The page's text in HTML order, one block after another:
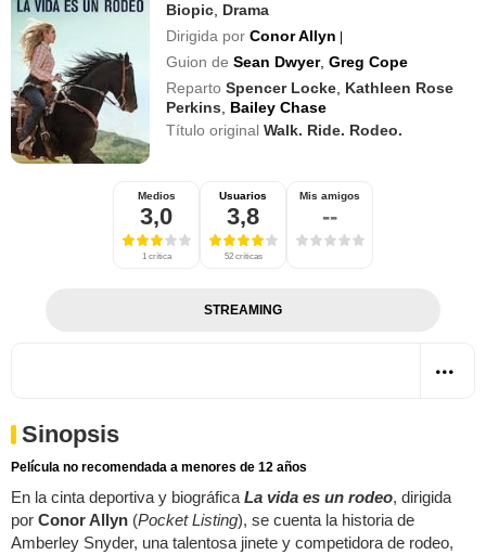
Biopic Drama
Dirigida por Conor Allyn
Guion de Sean Dwyer,Greg Cope
Reparto Spencer Locke Kathleen Rose
Perkins
Bailey Chase
Título originalWalk. Ride. Rodeo.
Medios
3,0
1 crítica
Usuarios
3,8
52 críticas
Mis amigos
--
STREAMING
Sinopsis
Película no recomendada a menores de 12 años
En la cinta deportiva y biográfica La vida es un rodeo, dirigida
por Conor Allyn (Pocket Listing), se cuenta la historia de
Amberley Snyder, una talentosa jinete y competidora de rodeo,